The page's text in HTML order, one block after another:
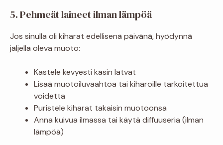
5. Pehmeät laineet ilman lämpöä
Jos sinulla oli kiharat edellisenä päivänä, hyödynnä
jäljellä oleva muoto:
Kastele kevyesti käsin latvat
Lisää muotoiluvaahtoa tai kiharoille tarkoitettua
voidetta
Puristele kiharat takaisin muotoonsa
Anna kuivua ilmassa tai käytä diffuuseria (ilman
lämpöä)